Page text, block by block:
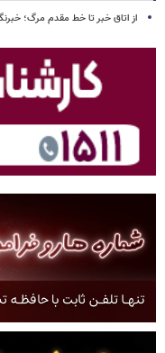
از اتاق خبر تا خط مقدم مرگ؛